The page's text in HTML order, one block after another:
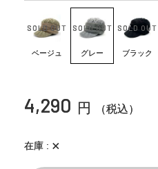
ベージュ グレー ブラック
4,290 円 （税込）
在庫 ×